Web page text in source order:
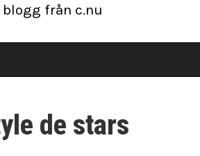
blogg från c.nu
de stars